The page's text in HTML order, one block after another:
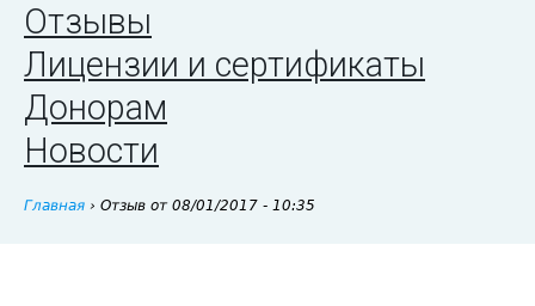
Отзывы
Лицензии и сертификаты
Донорам
Новости
Главная › Отзыв от 08/01/2017 - 10:35